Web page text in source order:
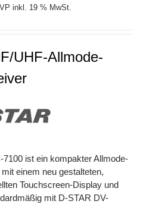
inkl. 19 % MwSt.
UHF-Allmode-
7100 ist ein kompakter Allmode-
einem neu gestalteten,
Touchscreen-Display und
mit D-STAR DV-